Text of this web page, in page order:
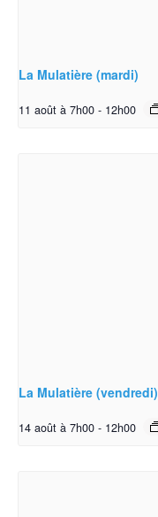
La Mulatière (mardi)
11 août à 7h00 - 12h00
La Mulatière (vendredi)
14 août à 7h00 - 12h00